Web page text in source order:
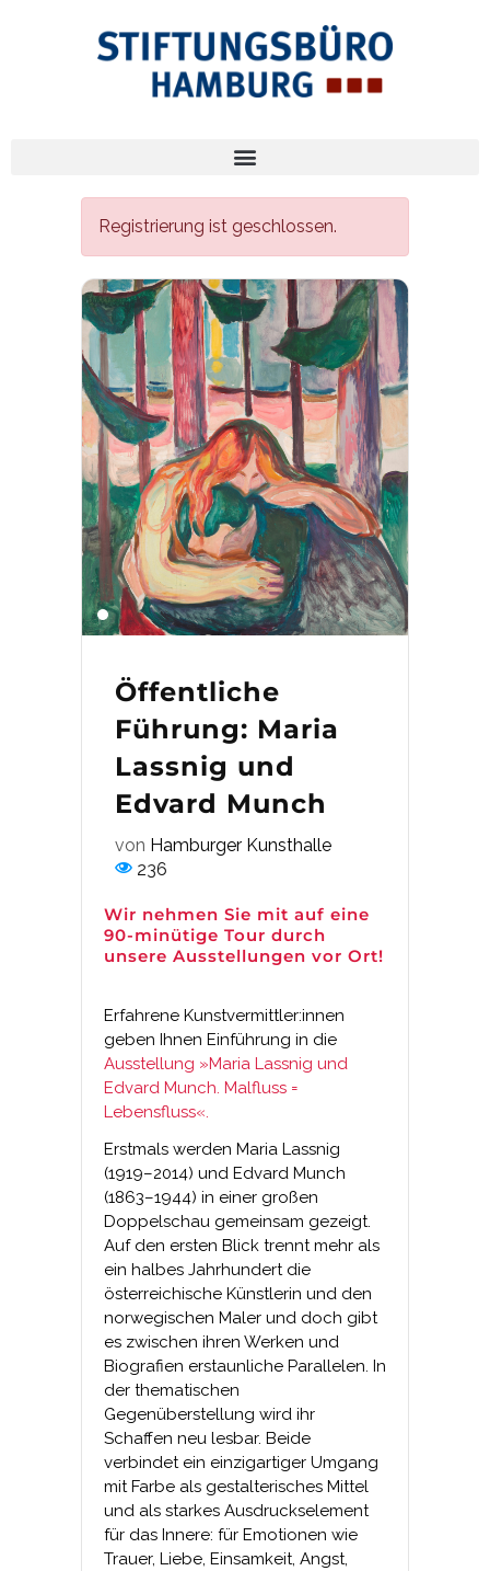
Registrierung ist geschlossen.
Öffentliche
Führung: Maria
Lassnig und
Edvard Munch
von Hamburger Kunsthalle
236
Wir nehmen Sie mit auf eine
90-minütige Tour durch
unsere Ausstellungen vor Ort!
Erfahrene Kunstvermittler:innen
geben Ihnen Einführung in die
Ausstellung »Maria Lassnig und
Edvard Munch. Malfluss =
Lebensfluss«.
Erstmals werden Maria Lassnig
(1919–2014) und Edvard Munch
(1863–1944) in einer großen
Doppelschau gemeinsam gezeigt.
Auf den ersten Blick trennt mehr als
ein halbes Jahrhundert die
österreichische Künstlerin und den
norwegischen Maler und doch gibt
es zwischen ihren Werken und
Biografien erstaunliche Parallelen. In
der thematischen
Gegenüberstellung wird ihr
Schaffen neu lesbar. Beide
verbindet ein einzigartiger Umgang
mit Farbe als gestalterisches Mittel
und als starkes Ausdruckselement
für das Innere: für Emotionen wie
Trauer, Liebe, Einsamkeit, Angst,